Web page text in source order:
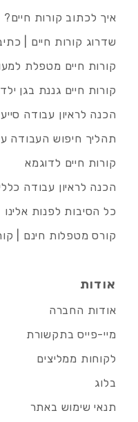
איך לכתוב קורות
שדרוג קורות חיים |
קורות חיים מטפלת
קורות חיים גננת בגן
הכנה לראיון עבודה
תהליך חיפוש העבודה
קורות חיים לדוגמא
הכנה לראיון עבודה
כל הסיבות לפנות אלינו
קורס מטפלות חינם |
אודות
אודות החברה
מיי-פייס בתקשורת
לקוחות ממליצים
בלוג
תנאי שימוש באתר